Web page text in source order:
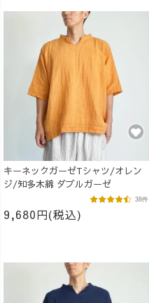
キーネックガーゼTシャツ/オレン
ジ/知多木綿 ダブルガーゼ
9,680円(税込)
38件